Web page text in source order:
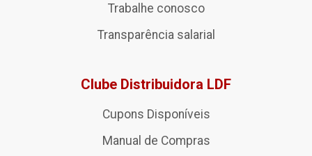
Trabalhe conosco
Transparência salarial
Clube Distribuidora LDF
Cupons Disponíveis
Manual de Compras